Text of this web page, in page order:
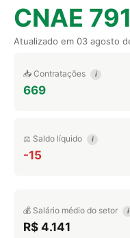
CNAE
Atualizado em 03 agosto
📥 Contratações i
669
⚖️ Saldo líquido i
-15
💰 Salário médio do setor i
R$ 4.141